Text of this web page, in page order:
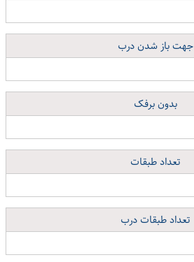
جهت باز شدن درب
بدون برفک
تعداد طبقات
تعداد طبقات درب